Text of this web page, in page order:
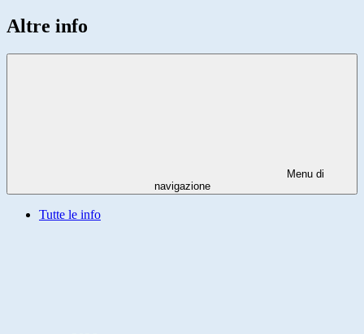
Altre info
Menu di
navigazione
Tutte le info